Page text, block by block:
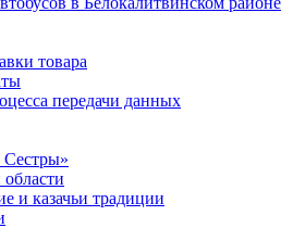
товара
передачи данных
области
и казачьи традиции